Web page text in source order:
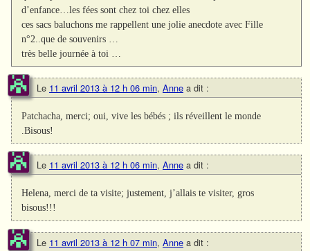
d’enfance…les fées sont chez toi chez elles
ces sacs baluchons me rappellent une jolie anecdote avec Fille
n°2..que de souvenirs …
très belle journée à toi …
Le 11 avril 2013 à 12 h 06 min, Anne a dit :
Patchacha, merci; oui, vive les bébés ; ils réveillent le monde
.Bisous!
Le 11 avril 2013 à 12 h 06 min, Anne a dit :
Helena, merci de ta visite; justement, j’allais te visiter, gros
bisous!!!
Le 11 avril 2013 à 12 h 07 min, Anne a dit :